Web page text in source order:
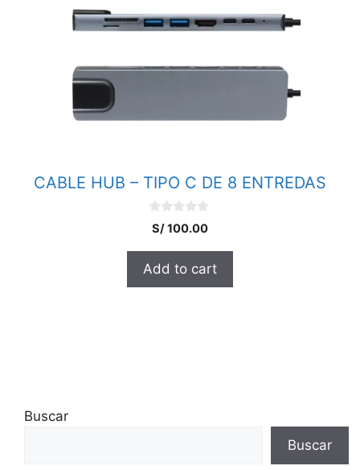
CABLE HUB – TIPO C DE 8 ENTREDAS
0
o
o
5
S/100.00
Add to cart
Buscar
Buscar